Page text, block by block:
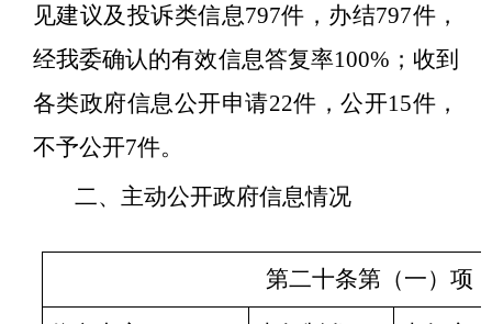
见建议及投诉类信息797件，办结797件，
经我委确认的有效信息答复率100% ；收到
各类政府信息公开申请22件，公开15件，
不予公开7件。
二、 主动公开政府信息情况
第二十条第（一）项